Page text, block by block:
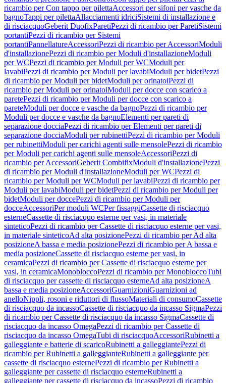
ricambio per Con tappo per pilettaAccessori per sifoni per vasche da
bagnoTappi per pilettaAllacciamenti idriciSistemi di installazione e
di risciacquoGeberit DuofixParetiPezzi di ricambio per ParetiSistemi
portantiPezzi di ricambio per Sistemi
portantiPannellatureAccessoriPezzi di ricambio per AccessoriModuli
d'installazionePezzi di ricambio per Moduli d'installazioneModuli
per WCPezzi di ricambio per Moduli per WCModuli per
lavabiPezzi di ricambio per Moduli per lavabiModuli per bidetPezzi
di ricambio per Moduli per bidetModuli per orinatoiPezzi di
ricambio per Moduli per orinatoiModuli per docce con scarico a
paretePezzi di ricambio per Moduli per docce con scarico a
pareteModuli per docce e vasche da bagnoPezzi di ricambio per
Moduli per docce e vasche da bagnoElementi per pareti di
separazione docciaPezzi di ricambio per Elementi per pareti di
separazione docciaModuli per rubinettiPezzi di ricambio per Moduli
per rubinettiModuli per carichi agenti sulle mensolePezzi di ricambio
per Moduli per carichi agenti sulle mensoleAccessoriPezzi di
ricambio per AccessoriGeberit CombifixModuli d'installazionePezzi
di ricambio per Moduli d'installazioneModuli per WCPezzi di
ricambio per Moduli per WCModuli per lavabiPezzi di ricambio per
Moduli per lavabiModuli per bidetPezzi di ricambio per Moduli per
bidetModuli per doccePezzi di ricambio per Moduli per
docceAccessoriPer moduli WCPer fissaggiCassette di risciacquo
esterneCassette di risciacquo esterne per vasi, in materiale
sinteticoPezzi di ricambio per Cassette di risciacquo esterne per vasi,
in materiale sinteticoAd alta posizionePezzi di ricambio per Ad alta
posizioneA bassa e media posizionePezzi di ricambio per A bassa e
media posizioneCassette di risciacquo esterne per vasi, in
ceramicaPezzi di ricambio per Cassette di risciacquo esterne per
vasi, in ceramicaMonobloccoPezzi di ricambio per MonobloccoTubi
di risciacquo per cassette di risciacquo esterneAd alta posizioneA
bassa e media posizioneAccessoriGuarnizioniGuarnizioni ad
anelloNippli, rosoni e riduttori di flussoMateriali di consumoCassette
di risciacquo da incassoCassette di risciacquo da incasso SigmaPezzi
di ricambio per Cassette di risciacquo da incasso SigmaCassette di
risciacquo da incasso OmegaPezzi di ricambio per Cassette di
risciacquo da incasso OmegaTubi di risciacquoAccessoriRubinetti a
galleggiante e batterie di scaricoRubinetti a galleggiantePezzi di
ricambio per Rubinetti a galleggianteRubinetti a galleggiante per
cassette di risciacquo esternePezzi di ricambio per Rubinetti a
galleggiante per cassette di risciacquo esterneRubinetti a
galleggiante per cassette di risciacquo da incassoPezzi di ricambio